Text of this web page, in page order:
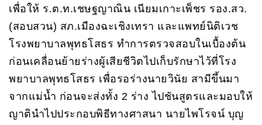
เพื่อให้ ร.ต.ท.เชษฐญาณิน เนียมเกาะเพ็ชร รอง.สว.
(สอบสวน) สภ.เมืองฉะเชิงเทรา และแพทย์นิติเวช
โรงพยาบาลพุทธโสธร ทำการตรวจสอบในเบื้องต้น
ก่อนเคลื่อนย้ายร่างผู้เสียชีวิตไปเก็บรักษาไว้ที่โรง
พยาบาลพุทธโสธร เพื่อรอร่างนายวินัย สามีขึ้นมา
จากแม่น้ำ ก่อนจะส่งทั้ง 2 ร่าง ไปชันสูตรและมอบให้
ญาตินำไปประกอบพิธีทางศาสนา นายไพโรจน์ บุญ